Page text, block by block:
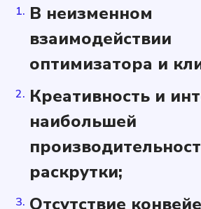
В неизменном
взаимодействии
оптимизатора и
Креативность и
наибольшей
раскрутки;
Отсутствие